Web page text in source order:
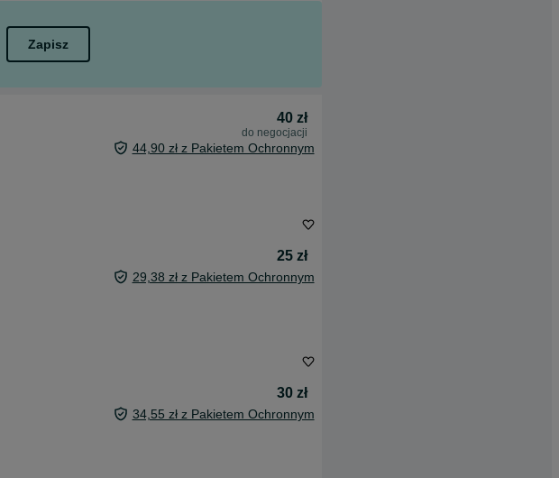
Zapisz
40 zł
do negocjacji
44,90 zł z Pakietem Ochronnym
25 zł
29,38 zł z Pakietem Ochronnym
30 zł
34,55 zł z Pakietem Ochronnym